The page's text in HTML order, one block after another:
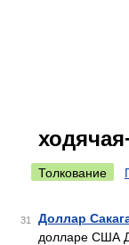
Толкование
31 Доллар
долларе США